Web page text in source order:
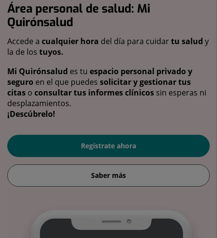
Área personal de salud: Mi
Quirónsalud
Accede a cualquier hora del día para cuidartu salud y
la de los tuyos.
Mi Quirónsalud es tu espacio personal privado y
seguro en el que puedes solicitar y gestionar tus
citas o consultar tus informes clínicos sin esperas ni
desplazamientos.
¡Descúbrelo!
Regístrate ahora
Saber más